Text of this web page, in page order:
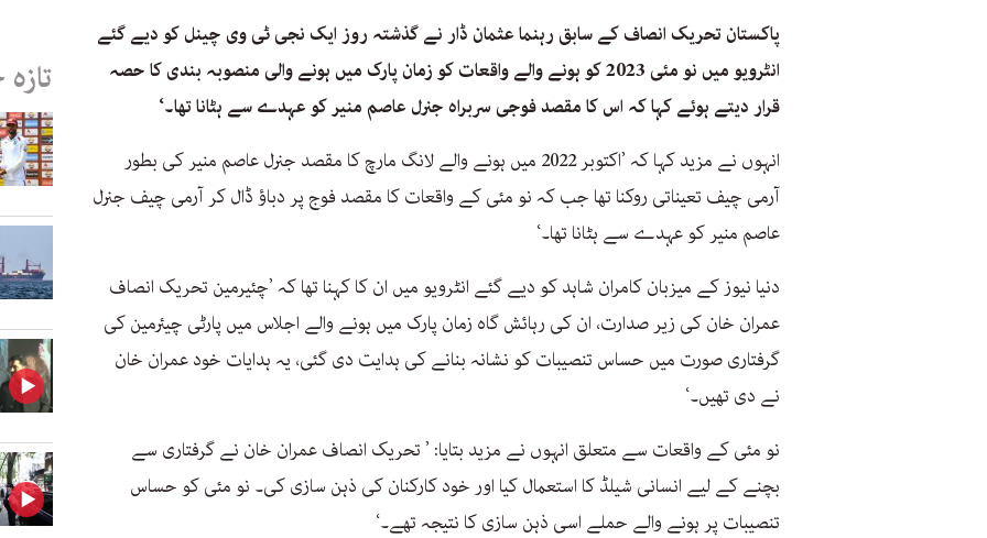
پاکستان تحریک انصاف کے سابق رہنما عثمان ڈار نے گذشتہ روز ایک نجی ٹی وی چینل کو دیے گئے
انٹرویو میں نو مئی 2023 کو ہونے والے واقعات کو زمان پارک میں ہونے والی منصوبہ بندی کا حصہ
قرار دیتے ہوئے کہا کہ اس کا مقصد فوجی سربراہ جنرل عاصم منیر کو عہدے سے ہٹانا تھا۔‘
انہوں نے مزید کہا کہ ’اکتوبر 2022 میں ہونے والے لانگ مارچ کا مقصد جنرل عاصم منیر کی بطور
آرمی چیف تعیناتی روکنا تھا جب کہ نو مئی کے واقعات کا مقصد فوج پر دباؤ ڈال کر آرمی چیف جنرل
عاصم منیر کو عہدے سے ہٹانا تھا۔‘
دنیا نیوز کے میزبان کامران شاہد کو دیے گئے انٹرویو میں ان کا کہنا تھا کہ ’چئیرمین تحریک انصاف
عمران خان کی زیر صدارت، ان کی رہائش گاہ زمان پارک میں ہونے والے اجلاس میں پارٹی چیئرمین کی
گرفتاری صورت میں حساس تنصیبات کو نشانہ بنانے کی ہدایت دی گئی، یہ ہدایات خود عمران خان
نے دی تھیں۔‘
نو مئی کے واقعات سے متعلق انہوں نے مزید بتایا: ’ تحریک انصاف عمران خان نے گرفتاری سے
بچنے کے لیے انسانی شیلڈ کا استعمال کیا اور خود کارکنان کی ذہن سازی کی۔ نو مئی کو حساس
تنصیبات پر ہونے والے حملے اسی ذہن سازی کا نتیجہ تھے۔‘